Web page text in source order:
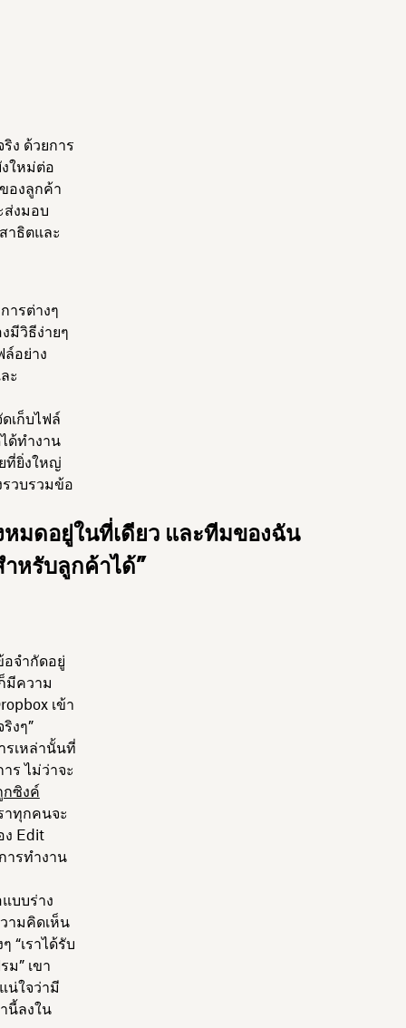
ง ด้วยการ
ใหม่ต่อ
องลูกค้า
ส่งมอบ
าธิตและ
ารต่างๆ
มีวิธีง่ายๆ
ล์อย่าง
ะ
เก็บไฟล์
ด้ทำงาน
ที่ยิ่งใหญ่
วบรวมข้อ
มดอยู่ในที่เดียว และทีมของฉัน
หรับลูกค้าได้”
จำกัดอยู่
มีความ
เข้า
งๆ”
รเหล่านั้นที่
ร ไม่ว่าจะ
กซิงค์
าทุกคนจะ
ง Edit
ารทำงาน
บบร่าง
ามคิดเห็น
“เราได้รับ
” เขา
น่ใจว่ามี
นี้ลงใน